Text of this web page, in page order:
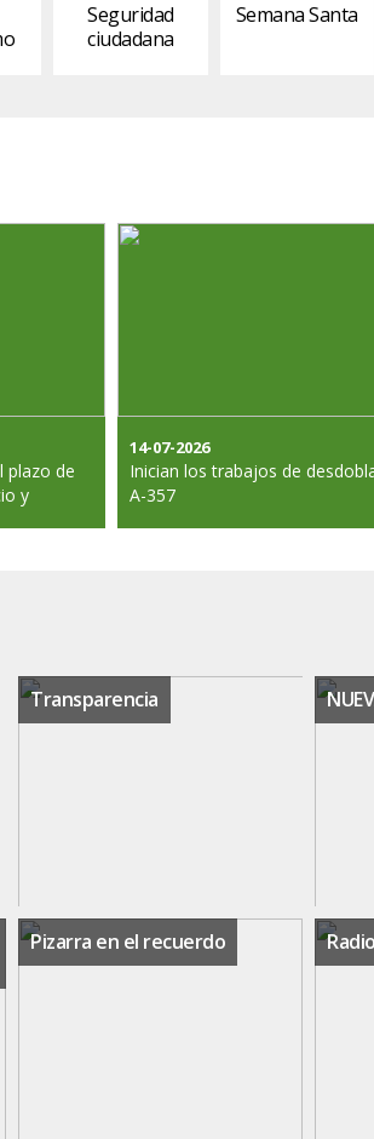
Seguridad
ciudadana
Semana Santa
plazo de
y
14-07-2026
Inician los trabajos de
A-357
Transparencia
Pizarra en el recuerdo